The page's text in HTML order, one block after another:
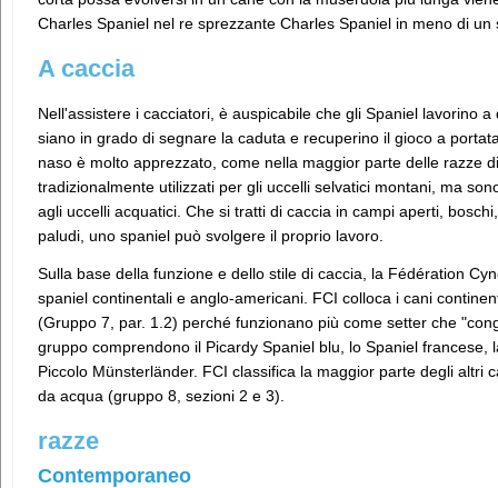
Charles Spaniel nel re sprezzante Charles Spaniel in meno di un
A caccia
Nell'assistere i cacciatori, è auspicabile che gli Spaniel lavorino
siano in grado di segnare la caduta e recuperino il gioco a
naso è molto apprezzato, come nella maggior parte delle razze
tradizionalmente utilizzati per gli uccelli selvatici montani, ma
agli uccelli acquatici. Che si tratti di caccia in campi aperti,
paludi, uno spaniel può svolgere il proprio lavoro.
Sulla base della funzione e dello stile di caccia, la Fédération
spaniel continentali e anglo-americani. FCI colloca i cani
(Gruppo 7, par. 1.2) perché funzionano più come setter che
gruppo comprendono il Picardy Spaniel blu, lo Spaniel francese,
Piccolo Münsterländer. FCI classifica la maggior parte degli altri
da acqua (gruppo 8, sezioni 2 e 3).
razze
Contemporaneo